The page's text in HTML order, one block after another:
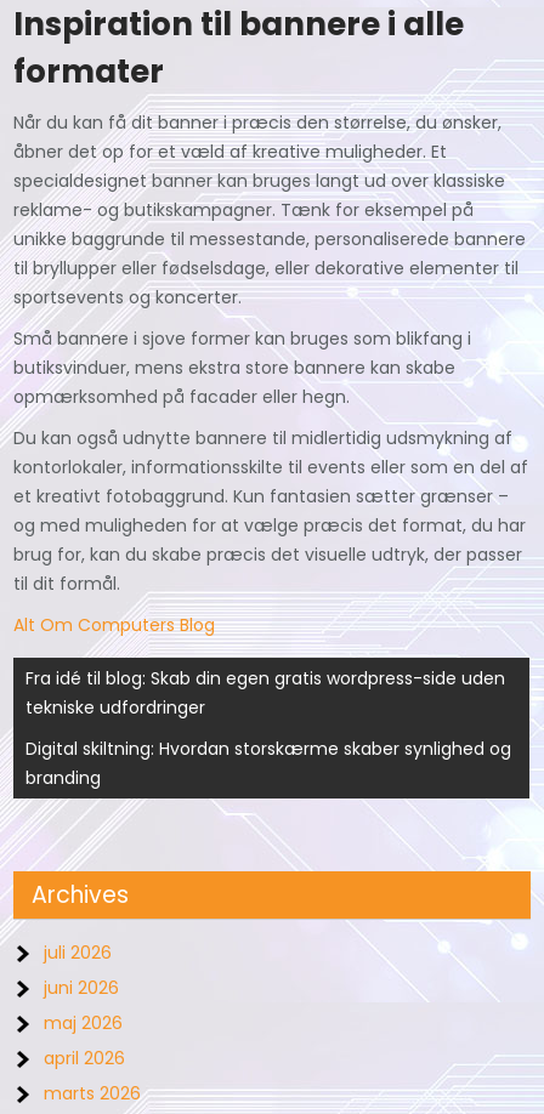
Inspiration til bannere i alle
formater
Når du kan få dit banner i præcis den størrelse, du ønsker,
åbner det op for et væld af kreative muligheder. Et
specialdesignet banner kan bruges langt ud over klassiske
reklame- og butikskampagner. Tænk for eksempel på
unikke baggrunde til messestande, personaliserede bannere
til bryllupper eller fødselsdage, eller dekorative elementer til
sportsevents og koncerter.
Små bannere i sjove former kan bruges som blikfang i
butiksvinduer, mens ekstra store bannere kan skabe
opmærksomhed på facader eller hegn.
Du kan også udnytte bannere til midlertidig udsmykning af
kontorlokaler, informationsskilte til events eller som en del af
et kreativt fotobaggrund. Kun fantasien sætter grænser –
og med muligheden for at vælge præcis det format, du har
brug for, kan du skabe præcis det visuelle udtryk, der passer
til dit formål.
Alt Om Computers Blog
Indlægsnavigation
Fra idé til blog: Skab din egen gratis wordpress-side uden
tekniske udfordringer
Digital skiltning: Hvordan storskærme skaber synlighed og
branding
Archives
juli 2026
juni 2026
maj 2026
april 2026
marts 2026